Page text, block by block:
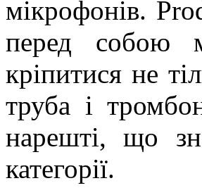
мікрофонів.
перед собою
кріпитися не
труба і
нарешті, що
категорії.